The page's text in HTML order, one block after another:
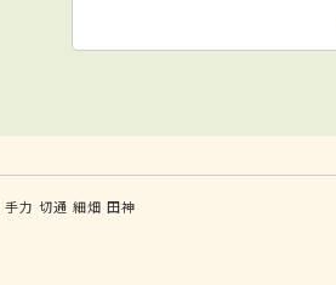
手力 切通 細畑 田神